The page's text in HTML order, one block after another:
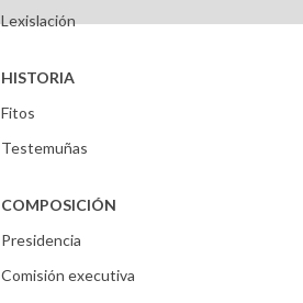
Lexislación
HISTORIA
Fitos
Testemuñas
COMPOSICIÓN
Presidencia
Comisión executiva